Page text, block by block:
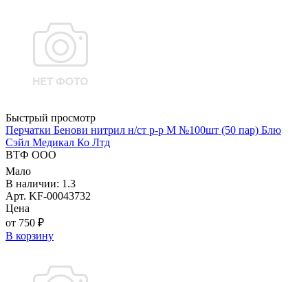
Быстрый просмотр
Перчатки Бенови нитрил н/ст р-р М №100шт (50 пар) Блю
Сэйл Медикал Ко Лтд
ВТФ ООО
Мало
В наличии: 1.3
Арт. KF-00043732
Цена
от 750 ₽
В корзину